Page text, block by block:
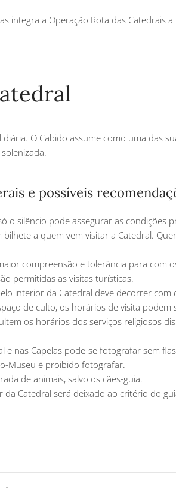
integra a Operação Rota das
O Cabido assume como uma das
e possíveis
o silêncio pode assegurar as
a quem vem visitar a Catedral.
compreensão e tolerância para com
permitidas as visitas turísticas.
interior da Catedral deve decorrer com
de culto, os horários de visita
os horários dos serviços religiosos
e nas Capelas pode-se fotografar sem
Museu é proibido fotografar.
de animais, salvo os cães-guia.
da Catedral será deixado ao critério do